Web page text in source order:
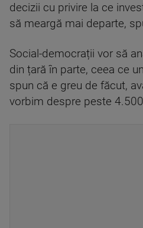
decizii cu privire la ce
să meargă mai departe,
Social-democrații vor să
din țară în parte, ceea ce
spun că e greu de făcut,
vorbim despre peste